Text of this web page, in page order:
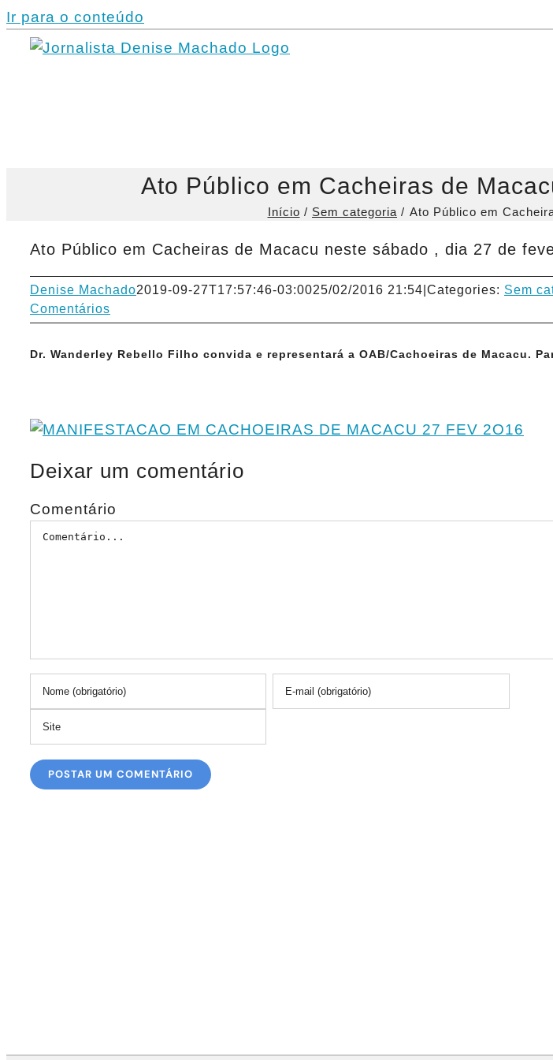
Ir para o conteúdo
Ato Público em Cacheiras de
Início Sem categoria Ato Público em
Ato Público em Cacheiras de Macacu neste sábado , dia 27 de
Denise Machado2019-09-27T17:57:46-03:0025/02/2016 21:54 Categories: Sem
Comentários
Dr. Wanderley Rebello Filho convida e representará a OAB/Cachoeiras de Macacu.
Deixar um comentário
Comentário